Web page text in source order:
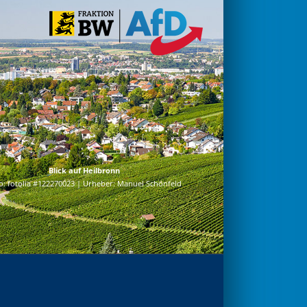
Blick auf Heilbronn
fotolia #122270023 | Urheber: Manuel Schönfeld